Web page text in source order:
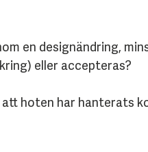
en designändring,
eller accepteras?
hoten har hanterats